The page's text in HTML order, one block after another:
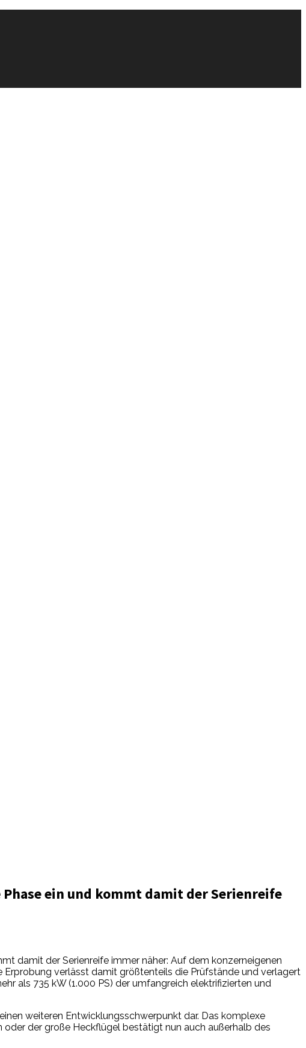
Phase ein und kommt damit der Serienreife
damit der Serienreife immer näher: Auf dem konzerneigenen
verlässt damit größtenteils die Prüfstände und verlagert
als 735 kW (1.000 PS) der umfangreich elektrifizierten und
weiteren Entwicklungsschwerpunkt dar. Das komplexe
der große Heckflügel bestätigt nun auch außerhalb des